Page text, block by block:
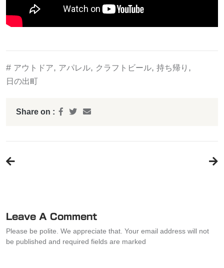
# アウトドア, アパレル, クラフトビール, 持ち帰り ,
日の出町
Share on :
稿
ー
ョ
Leave A Comment
Please be polite. We appreciate that. Your email address will not
be published and required fields are marked